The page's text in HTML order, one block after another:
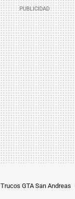
Trucos GTA San Andreas